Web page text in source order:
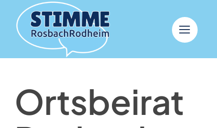
content
Ortsbeirat